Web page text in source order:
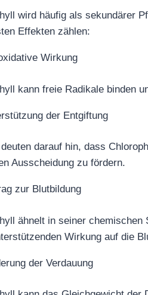
wird häufig als sekundärer
Effekten zählen:
Wirkung
kann freie Radikale binden
der Entgiftung
darauf hin, dass
Ausscheidung zu fördern.
zur Blutbildung
ähnelt in seiner
Wirkung auf die
der Verdauung